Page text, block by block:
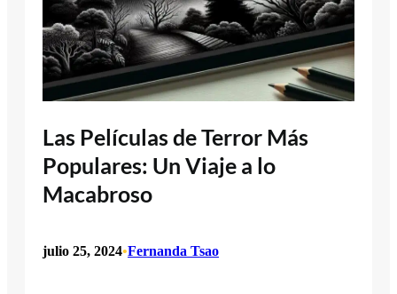
Las Películas de Terror Más
Populares: Un Viaje a lo
Macabroso
julio 25, 2024•Fernanda Tsao